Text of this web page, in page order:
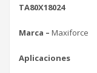
TA80X18024
Marca – Maxiforce
Aplicaciones